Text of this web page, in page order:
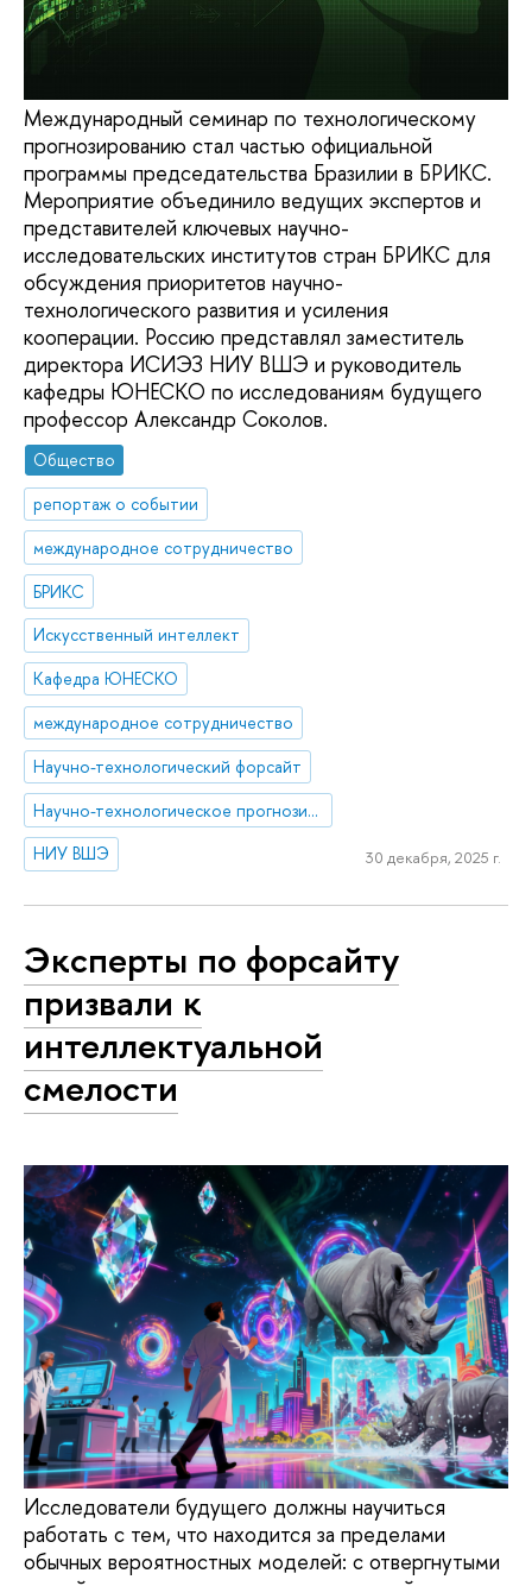
Международный семинар по технологическому
прогнозированию стал частью официальной
программы председательства Бразилии в БРИКС.
Мероприятие объединило ведущих экспертов и
представителей ключевых научно-
исследовательских институтов стран БРИКС для
обсуждения приоритетов научно-
технологического развития и усиления
кооперации. Россию представлял заместитель
директора ИСИЭЗ НИУ ВШЭ и руководитель
кафедры ЮНЕСКО по исследованиям будущего
профессор Александр Соколов.
Общество
репортаж о событии
международное сотрудничество
БРИКС
Искусственный интеллект
Кафедра ЮНЕСКО
международное сотрудничество
Научно-технологический форсайт
Научно-технологическое прогнозирование
НИУ ВШЭ
30 декабря, 2025 г.
Эксперты по форсайту
призвали к
интеллектуальной
смелости
Исследователи будущего должны научиться
работать с тем, что находится за пределами
обычных вероятностных моделей: с отвергнутыми